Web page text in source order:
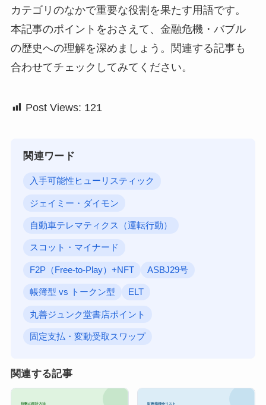
カテゴリのなかで重要な役割を果たす用語です。
本記事のポイントをおさえて、金融危機・バブル
の歴史への理解を深めましょう。関連する記事も
合わせてチェックしてみてください。
Post Views: 121
関連ワード
入手可能性ヒューリスティック
ジェイミー・ダイモン
自動車テレマティクス（運転行動）
スコット・マイナード
F2P（Free-to-Play）+NFT ASBJ29号
帳簿型 vs トークン型 ELT
丸善ジュンク堂書店ポイント
固定支払・変動受取スワップ
関連する記事